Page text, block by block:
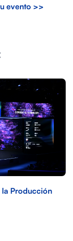
evento >>
la Producción